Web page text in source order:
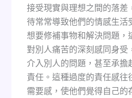
接受現實與理想之間的落差
待常常導致他們的情感生活
想要修補事物和解決問題，
對別人痛苦的深刻感同身受
介入別人的問題，甚至承擔
責任。這種過度的責任感往
需要感，使他們覺得自己的